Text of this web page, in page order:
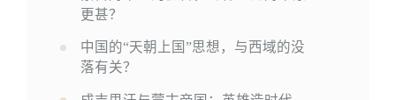
更甚？
中国的“天朝上国”思想，与西域的没
落有关？